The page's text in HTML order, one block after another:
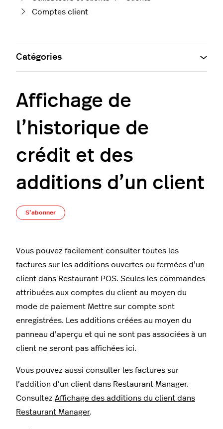
Comptes client
Affichage de
l’historique de
crédit et des
additions d’un client
S’abonner
Vous pouvez facilement consulter toutes les
factures sur les additions ouvertes ou fermées d’un
client dans Restaurant POS. Seules les commandes
attribuées aux comptes du client au moyen du
mode de paiement Mettre sur compte sont
enregistrées. Les additions créées au moyen du
panneau d’aperçu et qui ne sont pas associées à un
client ne seront pas affichées ici.
Vous pouvez aussi consulter les factures sur
l’addition d’un client dans Restaurant Manager.
Consultez Affichage des additions du client dans
Restaurant Manager.
Catégories